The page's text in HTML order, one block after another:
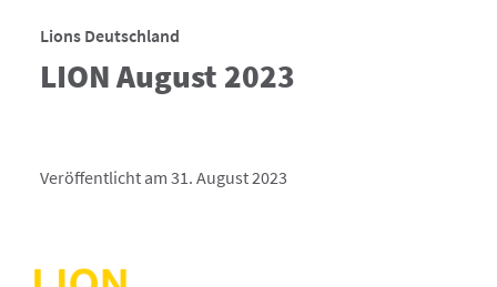
Lions Deutschland
LION August 2023
Veröffentlicht am 31. August 2023